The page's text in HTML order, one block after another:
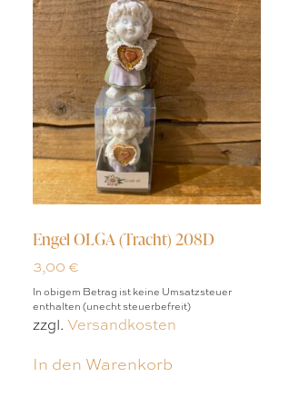
Engel OLGA (Tracht) 208D
3,00 €
In obigem Betrag ist keine Umsatzsteuer
enthalten (unecht steuerbefreit)
zzgl. Versandkosten
In den Warenkorb